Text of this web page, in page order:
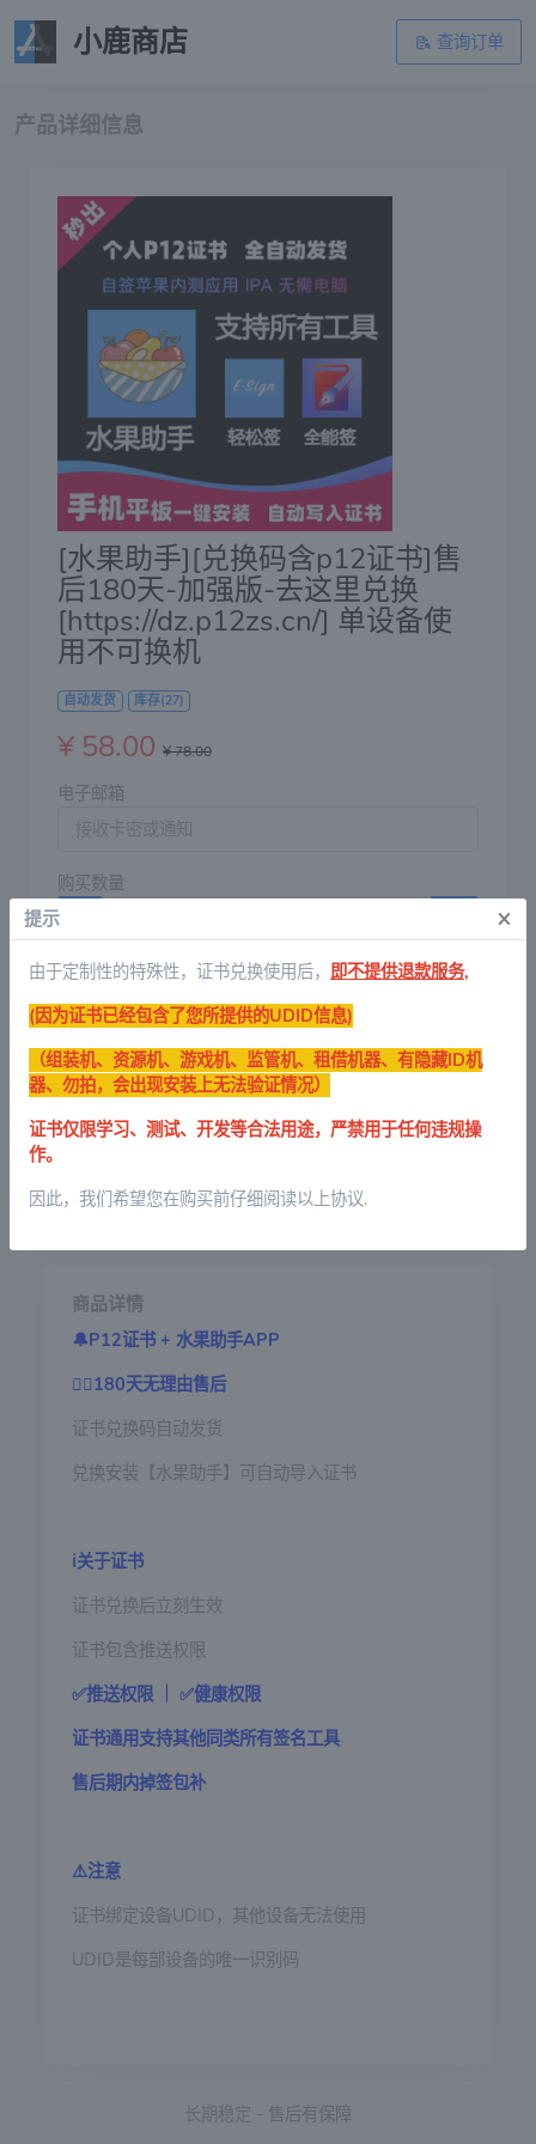
小鹿商店 查询订单
产品详细信息
[水果助手][兑换码含p12证书]售
后180天-加强版-去这里兑换
[https://dz.p12zs.cn/] 单设备使
用不可换机
自动发货 库存(27)
¥ 58.00 ¥ 78.00
电子邮箱
购买数量
支付方式
支付宝(推荐)
微信支付(推荐)
微信支付(备用)
提交订单
商品详情
🔔P12证书 + 水果助手APP
👉🏼180天无理由售后
证书兑换码自动发货
兑换安装【水果助手】可自动导入证书
ℹ️关于证书
证书兑换后立刻生效
证书包含推送权限
✅推送权限 ｜ ✅健康权限
证书通用支持其他同类所有签名工具
售后期内掉签包补
⚠️注意
证书绑定设备UDID，其他设备无法使用
UDID是每部设备的唯一识别码
提示 ×
由于定制性的特殊性，证书兑换使用后， 即不提供退款服务,
(因为证书已经包含了您所提供的UDID信息)
（组装机、资源机、游戏机、监管机、租借机器、有隐藏ID机
器、勿拍，会出现安装上无法验证情况）
证书仅限学习、测试、开发等合法用途，严禁用于任何违规操
作。
因此，我们希望您在购买前仔细阅读以上协议.
长期稳定 - 售后有保障